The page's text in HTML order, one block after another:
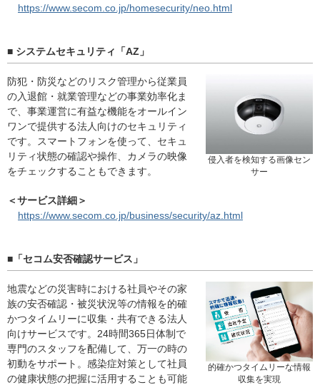
https://www.secom.co.jp/homesecurity/neo.html
■ システムセキュリティ「AZ」
侵入者を検知する画像セン
サー
防犯・防災などのリスク管理から従業員
の入退館・就業管理などの事業効率化ま
で、事業運営に有益な機能をオールイン
ワンで提供する法人向けのセキュリティ
です。スマートフォンを使って、セキュ
リティ状態の確認や操作、カメラの映像
をチェックすることもできます。
＜サービス詳細＞
https://www.secom.co.jp/business/security/az.html
■「セコム安否確認サービス」
的確かつタイムリーな情報
収集を実現
地震などの災害時における社員やその家
族の安否確認・被災状況等の情報を的確
かつタイムリーに収集・共有できる法人
向けサービスです。24時間365日体制で
専門のスタッフを配備して、万一の時の
初動をサポート。感染症対策として社員
の健康状態の把握に活用することも可能